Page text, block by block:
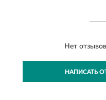
Нет
НАПИСАТЬ